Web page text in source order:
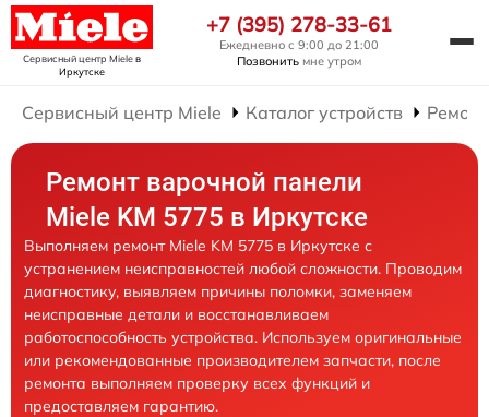
Сервисный центр Mieleв
Иркутске
+7 (395) 278-33-61
Ежедневно с 9:00 до 21:00
Позвонить мне утром
Сервисный центр Miele Каталог устройств
Ремонт варочной панели
Miele KM 5775 в Иркутске
Выполняем ремонт Miele KM 5775 в Иркутске с
устранением неисправностей любой сложности. Проводим
диагностику, выявляем причины поломки, заменяем
неисправные детали и восстанавливаем
работоспособность устройства. Используем оригинальные
или рекомендованные производителем запчасти, после
ремонта выполняем проверку всех функций и
предоставляем гарантию.